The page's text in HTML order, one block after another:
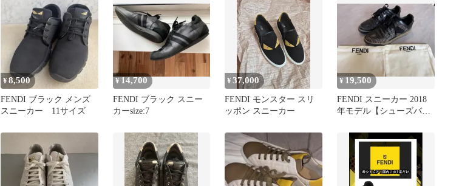
¥8,500
FENDI ブラック メンズ
スニーカー 11サイズ
¥ 14,700
FENDI ブラック スニー
カーsize:7
¥37,000
FENDI モンスター スリ
ッポン スニーカー
¥ 19,500
FENDI スニーカー 2018
年モデル【シューズバッ